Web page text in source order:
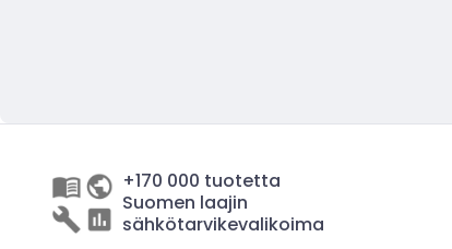
+170 000 tuotetta
Suomen laajin
sähkötarvikevalikoima